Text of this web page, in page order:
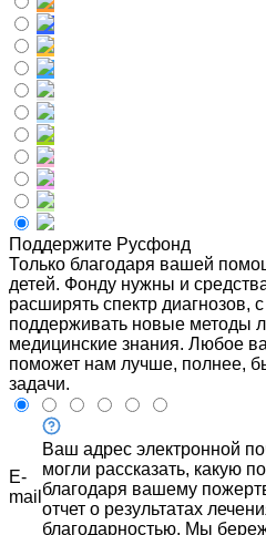
Поддержите Русфонд
Только благодаря вашей
детей. Фонду нужны и
расширять спектр диагнозов,
поддерживать новые методы
медицинские знания. Любое
поможет нам лучше, полнее,
задачи.
E-
mail
Ваш адрес электронной
могли рассказать, какую
благодаря вашему
отчет о результатах
благодарностью. Мы